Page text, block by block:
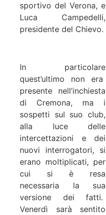
sportivo del Verona, e
Luca Campedelli,
presidente del Chievo.
In particolare
quest’ultimo non era
presente nell’inchiesta
di Cremona, ma i
sospetti sul suo club,
alla luce delle
intercettazioni e dei
nuovi interrogatori, si
erano moltiplicati, per
cui si è resa
necessaria la sua
versione dei fatti.
Venerdì sarà sentito